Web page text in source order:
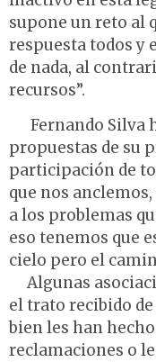
supone un reto al
respuesta todos y
de nada, al
recursos”.
Fernando Silva
propuestas de su
participación de
que nos
a los problemas
eso tenemos que
cielo pero el
Algunas
el trato recibido
bien les han
reclamaciones o